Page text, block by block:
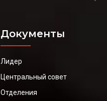
Документы
Лидер
Центральный совет
Отделения